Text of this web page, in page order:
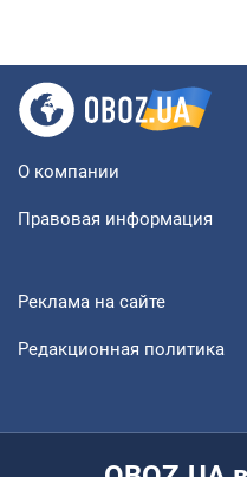
О компании
Правовая информация
Реклама на сайте
Редакционная политика